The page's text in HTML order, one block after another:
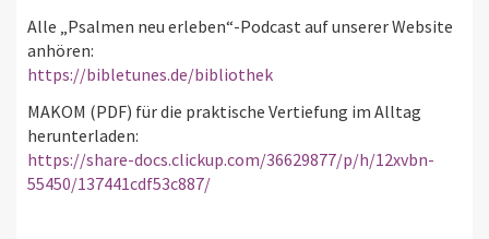
Alle „Psalmen neu erleben“-Podcast auf unserer Website
anhören:
https://bibletunes.de/bibliothek
MAKOM (PDF) für die praktische Vertiefung im Alltag
herunterladen:
https://share-docs.clickup.com/36629877/p/h/12xvbn-
55450/137441cdf53c887/